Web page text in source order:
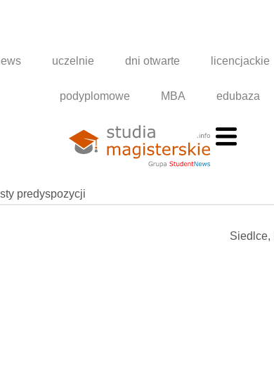
uczelnie dni otwarte licencjackie
podyplomowe MBA edubaza
predyspozycji
Siedlce,